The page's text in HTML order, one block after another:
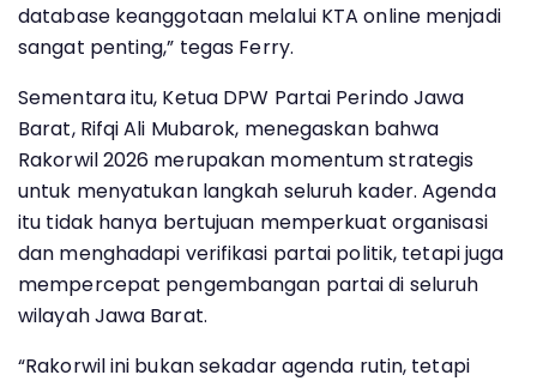
database keanggotaan melalui KTA online menjadi
sangat penting,” tegas Ferry.
Sementara itu, Ketua DPW Partai Perindo Jawa
Barat, Rifqi Ali Mubarok, menegaskan bahwa
Rakorwil 2026 merupakan momentum strategis
untuk menyatukan langkah seluruh kader. Agenda
itu tidak hanya bertujuan memperkuat organisasi
dan menghadapi verifikasi partai politik, tetapi juga
mempercepat pengembangan partai di seluruh
wilayah Jawa Barat.
“Rakorwil ini bukan sekadar agenda rutin, tetapi